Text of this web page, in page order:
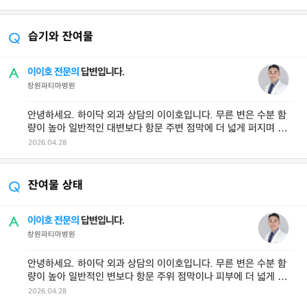
습기와 잔여물
이이호 전문의 답변입니다.
창원파티마병원
안녕하세요. 하이닥 외과 상담의 이이호입니다. 무른 변은 수분 함
량이 높아 일반적인 대변보다 항문 주변 점막에 더 넓게 퍼지며 휴
지로 닦을 때 마찰력이 적어 ...
2026.04.28
잔여물 상태
이이호 전문의 답변입니다.
창원파티마병원
안녕하세요. 하이닥 외과 상담의 이이호입니다. 무른 변은 수분 함
량이 높아 일반적인 변보다 항문 주위 점막이나 피부에 더 넓게 퍼
지며 잔여물이 남기 쉬운 환 ...
2026.04.28